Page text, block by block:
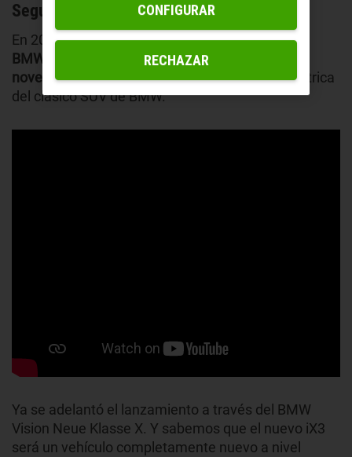
Segunda generación BMW iX3
En 2025 podremos presenciar larenovación del
BMW iX3
. Esta nueva versión traerá
novedadespara la versión completamente eléctrica
del clásico SUV de BMW.
Ya se adelantó el lanzamiento a través del BMW
Vision Neue Klasse X. Y sabemos que el nuevo iX3
será un vehículo completamente nuevo a nivel
CONFIGURAR
RECHAZAR